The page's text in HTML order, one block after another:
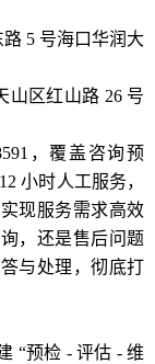
5 号海口华润大
山区红山路 26 号
，覆盖咨询预
小时人工服务，
现服务需求高效
，还是售后问题
与处理，彻底打
“预检 - 评估 - 维